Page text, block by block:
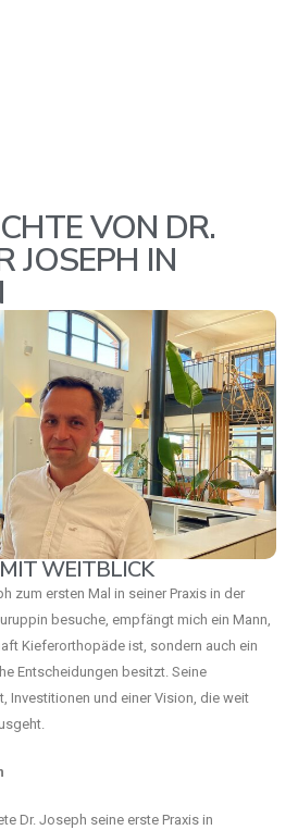
VON DR.
JOSEPH IN
WEITBLICK
zum ersten Mal in seiner Praxis in der
besuche, empfängt mich ein Mann,
Kieferorthopäde ist, sondern auch ein
Entscheidungen besitzt. Seine
Investitionen und einer Vision, die weit
Dr. Joseph seine erste Praxis in